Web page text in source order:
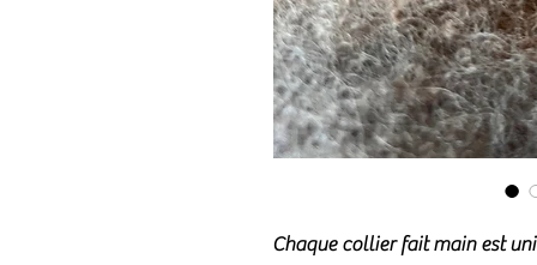
Chaque collier fait main est